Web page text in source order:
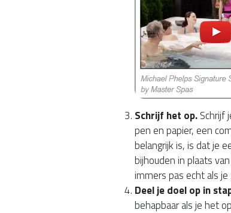
Schrijf het op.Schrijf
pen en papier, een
belangrijk is, is dat je
bijhouden in plaats
immers pas echt als
Deel je doel op in
behapbaar als je het